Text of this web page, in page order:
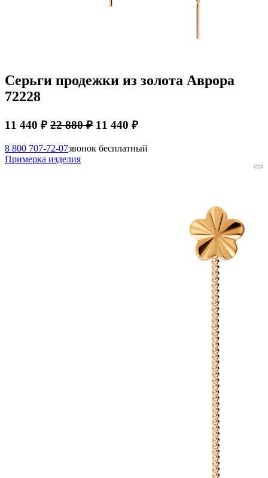
Серьги продежки из золота Аврора
72228
11 440 ₽ 22 880 ₽ 11 440 ₽
8 800 707-72-07звонок бесплатный
Примерка изделия